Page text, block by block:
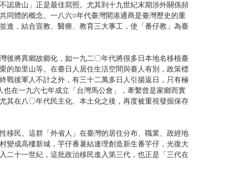
認唐山」正是最佳寫照。尤其到十九世紀末期涉外關係頻
同體的概念。一八六○年代臺灣開港通商是臺灣歷史的重
進，結合宣教、醫療、教育三大事工，使「番仔教」為臺
後將異鄉故鄉化，如一九二〇年代將很多日本地名移植臺
的加里山等。在臺日人居住生活空間與臺人有別，政策標
戰後軍人不計之外，有三十二萬多日人引揚返日，只有極
在一九六七年成立「台灣馬公會」，牽繫曾是家鄉而實
其在八〇年代民主化、本土化之後，再度被重視發掘保存
移民。這群「外省人」在臺灣的居住分布、職業、政經地
變成高樓新城，芋仔番薯結連理創造新生番芋仔，光復大
二十一世紀，這批政治移民進入第三代，也正是「三代在